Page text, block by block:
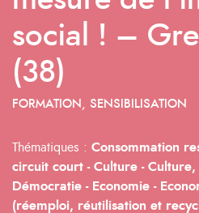
social ! –
(38)
FORMATION, SENSIBILISATION
Thématiques : Consommation
circuit court - Culture - Culture,
Démocratie - Economie -
(réemploi, réutilisation et